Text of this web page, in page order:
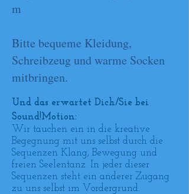
m
Bitte bequeme Kleidung,
Schreibzeug und warme Socken
mitbringen.
Und das erwartet Dich/Sie bei
Sound!Motion:
Wir tauchen ein in die kreative
Begegnung mit uns selbst durch die
Sequenzen Klang, Bewegung und
freien Seelentanz. In jeder dieser
Sequenzen steht ein anderer Zugang
zu uns selbst im Vordergrund.